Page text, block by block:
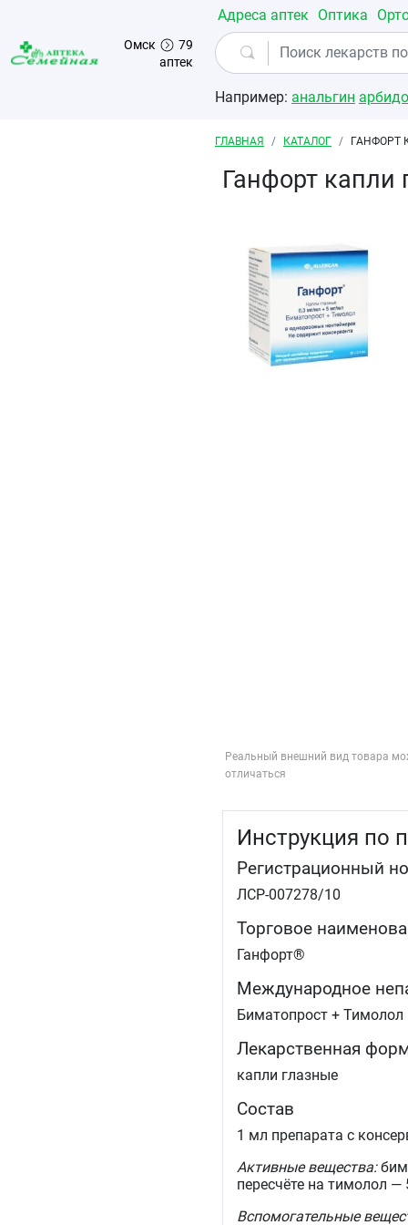
Перейти к основному содержанию
Омск
79
аптек
Адреса аптек Оптика
Например: анальгин
Строка навигации
ГЛАВНАЯ КАТАЛОГ ГАНФОРТ
Ганфорт
Реальный внешний вид товара
отличаться
Инструкция по
Регистрационный
ЛСР-007278/10
Торговое
Ганфорт®
Международное
Биматопрост + Тимолол
Лекарственная
капли глазные
Состав
1 мл препарата с
Активные вещества:
пересчёте на тимолол
Вспомогательные